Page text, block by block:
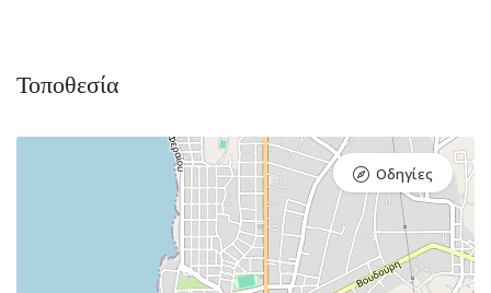
Τοποθεσία
Οδηγίες